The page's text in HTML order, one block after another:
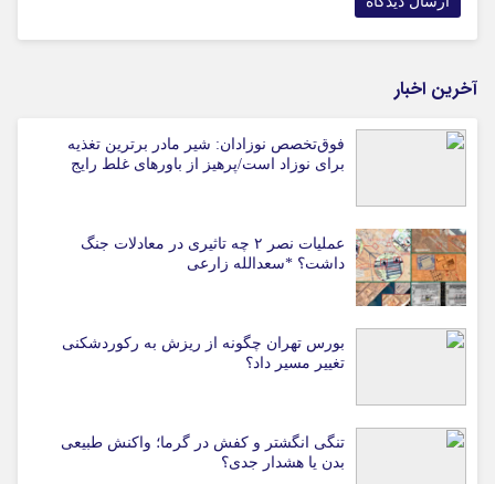
آخرین اخبار
فوق‌تخصص نوزادان: شیر مادر برترین تغذیه
برای نوزاد است/پرهیز از باورهای غلط رایج
عملیات نصر ۲ چه تاثیری در معادلات جنگ
داشت؟ *سعدالله زارعی
بورس تهران چگونه از ریزش به رکوردشکنی
تغییر مسیر داد؟
تنگی انگشتر و کفش در گرما؛ واکنش طبیعی
بدن یا هشدار جدی؟